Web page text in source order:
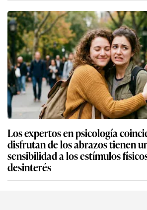
Los expertos en psicología
disfrutan de los abrazos tienen
sensibilidad a los estímulos
desinterés